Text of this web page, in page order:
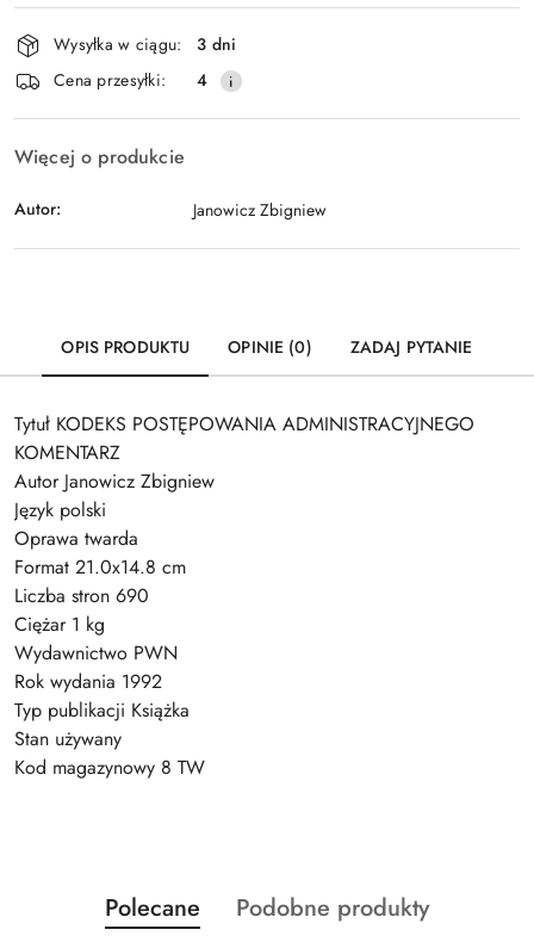
Wyślij
Dostępność
i
dostawa
Wysyłka w ciągu:
3 dni
Cena przesyłki:
4
Więcej o produkcie
Autor: Janowicz Zbigniew
OPIS PRODUKTU OPINIE (0) ZADAJ PYTANIE
Tytuł KODEKS POSTĘPOWANIA ADMINISTRACYJNEGO
KOMENTARZ
Autor Janowicz Zbigniew
Język polski
Oprawa twarda
Format 21.0x14.8 cm
Liczba stron 690
Ciężar 1 kg
Wydawnictwo PWN
Rok wydania 1992
Typ publikacji Książka
Stan używany
Kod magazynowy 8 TW
Pomiń karuzelę produktów
Produkty
o
Polecane
Produkty
Podobne produkty